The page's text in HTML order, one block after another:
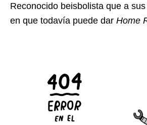
Reconocido beisbolista que a
en que todavía puede dar Home